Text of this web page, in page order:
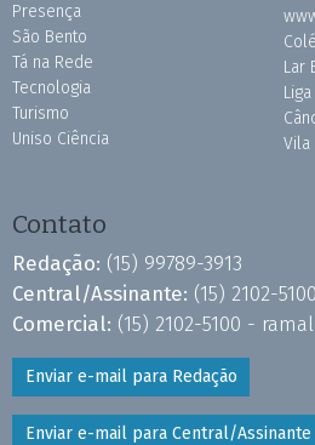
Presença
São Bento
Tá na Rede
Tecnologia
Turismo
Uniso Ciência
Lar
Vila
Contato
Redação: (15) 99789-3913
Central/Assinante: (15) 2102-
Comercial: (15) 2102-5100 -
Enviar e-mail para Redação
Enviar e-mail para Central/Assinante